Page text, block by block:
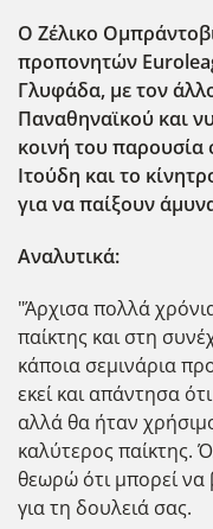
Ο Ζέλικο
προπονητών
Γλυφάδα, με τον
Παναθηναϊκού και
κοινή του παρουσία
Ιτούδη και το
για να παίξουν
Αναλυτικά:
"Άρχισα πολλά
παίκτης και στη
κάποια σεμινάρια
εκεί και απάντησα
αλλά θα ήταν
καλύτερος παίκτης.
θεωρώ ότι μπορεί να
για τη δουλειά σας.